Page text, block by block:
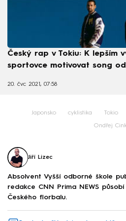
Český rap v Tokiu: K lepším
sportovce motivovat song
20. čvc 2021, 07:58
Japonsko cyklistika Tokio
Ondřej
Jiří Lizec
Absolvent Vyšší odborné škole
redakce CNN Prima NEWS
Českého florbalu.